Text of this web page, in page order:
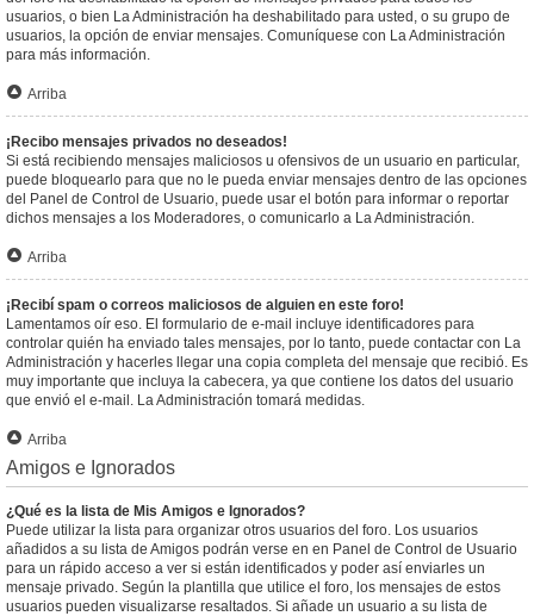
usuarios, o bien La Administración ha deshabilitado para usted, o su grupo de
usuarios, la opción de enviar mensajes. Comuníquese con La Administración
para más información.
Arriba
¡Recibo mensajes privados no deseados!
Si está recibiendo mensajes maliciosos u ofensivos de un usuario en particular,
puede bloquearlo para que no le pueda enviar mensajes dentro de las opciones
del Panel de Control de Usuario, puede usar el botón para informar o reportar
dichos mensajes a los Moderadores, o comunicarlo a La Administración.
Arriba
¡Recibí spam o correos maliciosos de alguien en este foro!
Lamentamos oír eso. El formulario de e-mail incluye identificadores para
controlar quién ha enviado tales mensajes, por lo tanto, puede contactar con La
Administración y hacerles llegar una copia completa del mensaje que recibió. Es
muy importante que incluya la cabecera, ya que contiene los datos del usuario
que envió el e-mail. La Administración tomará medidas.
Arriba
Amigos e Ignorados
¿Qué es la lista de Mis Amigos e Ignorados?
Puede utilizar la lista para organizar otros usuarios del foro. Los usuarios
añadidos a su lista de Amigos podrán verse en en Panel de Control de Usuario
para un rápido acceso a ver si están identificados y poder así enviarles un
mensaje privado. Según la plantilla que utilice el foro, los mensajes de estos
usuarios pueden visualizarse resaltados. Si añade un usuario a su lista de